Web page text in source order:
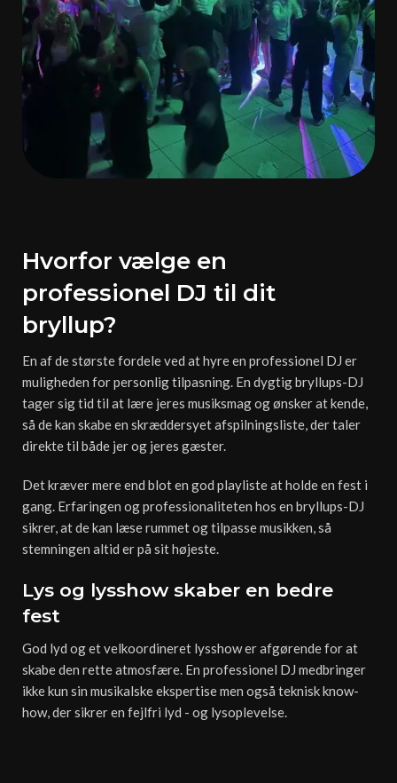
Hvorfor vælge en
professionel DJ til dit
bryllup?
En af de største fordele ved at hyre en professionel DJ er
muligheden for personlig tilpasning. En dygtig bryllups-DJ
tager sig tid til at lære jeres musiksmag og ønsker at kende,
så de kan skabe en skræddersyet afspilningsliste, der taler
direkte til både jer og jeres gæster.
Det kræver mere end blot en god playliste at holde en fest i
gang. Erfaringen og professionaliteten hos en bryllups-DJ
sikrer, at de kan læse rummet og tilpasse musikken, så
stemningen altid er på sit højeste.
Lys og lysshow skaber en bedre
fest
God lyd og et velkoordineret lysshow er afgørende for at
skabe den rette atmosfære. En professionel DJ medbringer
ikke kun sin musikalske ekspertise men også teknisk know-
how, der sikrer en fejlfri lyd - og lysoplevelse.